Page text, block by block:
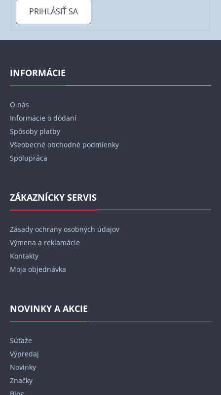
PRIHLÁSIŤ SA
Z
INFORMÁCIE
O nás
Informácie o dodaní
Spôsoby platby
Všeobecné obchodné podmienky
Spolupráca
ZÁKAZNÍCKY SERVIS
Zásady ochrany osobných údajov
Výmena a reklamácie
Kontakty
Moja objednávka
NOVINKY A AKCIE
Súťaže
Výpredaj
Novinky
Značky